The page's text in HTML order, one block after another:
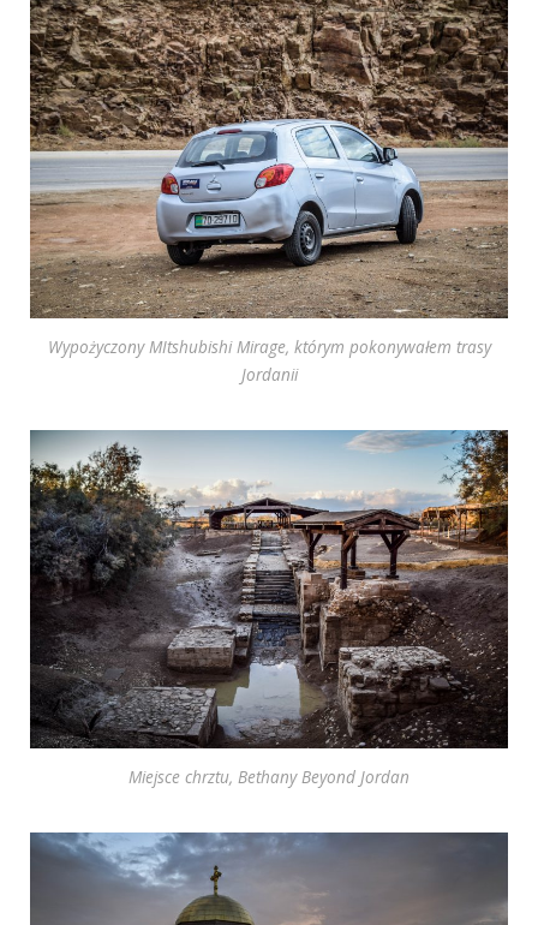
Wypożyczony MItshubishi Mirage, którym pokonywałem trasy
Jordanii
Miejsce chrztu, Bethany Beyond Jordan